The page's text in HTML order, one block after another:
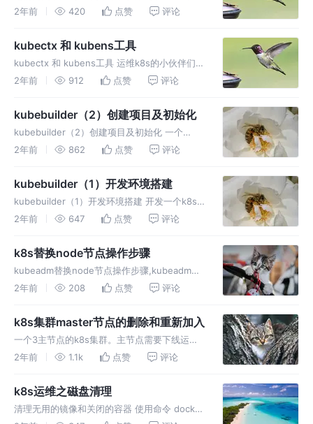
装ns插件。 krew 是一个用来管理 kubectl 插
装和管理kubectl 插件。 安装krew
2年前 420 点赞 评论
kubectx 和 kubens工具
kubectx 和 kubens工具 运维k8s的小伙伴们，
平时敲的最多的命令应该就是kubectl -n了吧。
要加个-n namespce我觉得挺烦
2年前 912 点赞 评论
kubebuilder（2）创建项目及初始化
kubebuilder（2）创建项目及初始化 一个
demo项目来了解kubebuilder的项目结构 初始
模板文件，引入了必要的依赖 如果不用--r
2年前 862 点赞 评论
kubebuilder（1）开发环境搭建
kubebuilder（1）开发环境搭建 开发一个k8s
operator,当然可以在官方原生的controller-
一般基于operator脚手架进
2年前 647 点赞 评论
k8s替换node节点操作步骤
kubeadm替换node节点操作步骤,kubeadm替
换node节点操作步骤,kubeadm替换node节点
2年前 208 点赞 评论
k8s集群master节点的删除和重新加入
一个3主节点的k8s集群。主节点需要下线运
维，看看操作步骤如何 下掉master1 删除
master运行基本也没问题。坚持个一两天问题
2年前 1.1k 点赞 评论
k8s运维之磁盘清理
清理无用的镜像和关闭的容器 使用命令 docker